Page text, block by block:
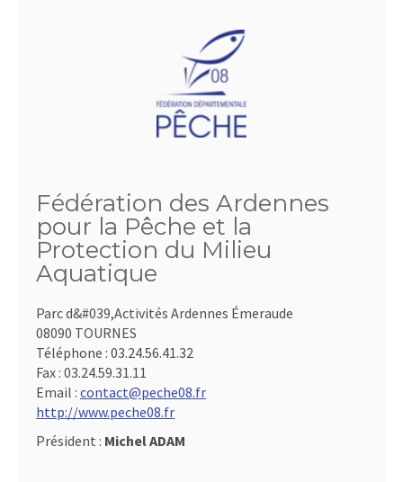
Fédération des Ardennes
pour la Pêche et la
Protection du Milieu
Aquatique
Parc d&#039,Activités Ardennes Émeraude
08090 TOURNES
Téléphone : 03.24.56.41.32
Fax : 03.24.59.31.11
Email : contact@peche08.fr
http://www.peche08.fr
Président : Michel ADAM